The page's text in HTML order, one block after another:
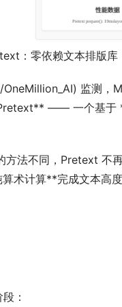
：零依赖文本排版库
监测
—— 一个基于
方法不同，Pretext
术计算**完成文本
：